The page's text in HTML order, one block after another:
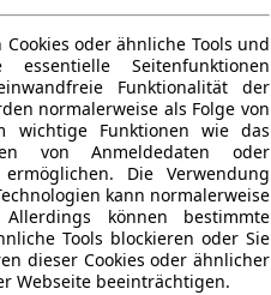
oder ähnliche Tools und
Seitenfunktionen
Funktionalität der
normalerweise als Folge von
wichtige Funktionen wie das
von Anmeldedaten oder
Die Verwendung
kann normalerweise
können bestimmte
Tools blockieren oder Sie
dieser Cookies oder ähnlicher
Webseite beeinträchtigen.